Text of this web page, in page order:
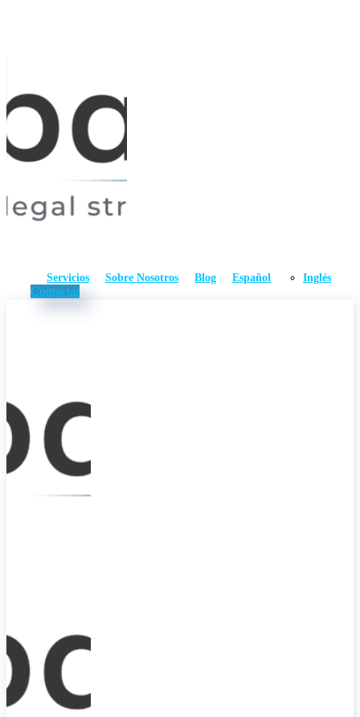
Servicios Sobre Nosotros Blog Español Inglés
Contactar